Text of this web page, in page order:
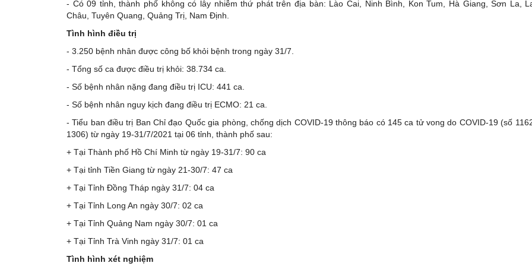
- Có 09 tỉnh, thành phố không có lây nhiễm thứ phát trên địa bàn: Lào Cai, Ninh Bình, Kon Tum, Hà Giang, Sơn La,
Châu, Tuyên Quang, Quảng Trị, Nam Định.
Tình hình điều trị
- 3.250 bệnh nhân được công bố khỏi bệnh trong ngày 31/7.
- Tổng số ca được điều trị khỏi: 38.734 ca.
- Số bệnh nhân nặng đang điều trị ICU: 441 ca.
- Số bệnh nhân nguy kịch đang điều trị ECMO: 21 ca.
- Tiểu ban điều trị Ban Chỉ đạo Quốc gia phòng, chống dịch COVID-19 thông báo có 145 ca tử vong do COVID-19 (số
1306) từ ngày 19-31/7/2021 tại 06 tỉnh, thành phố sau:
+ Tại Thành phố Hồ Chí Minh từ ngày 19-31/7: 90 ca
+ Tại tỉnh Tiền Giang từ ngày 21-30/7: 47 ca
+ Tại Tỉnh Đồng Tháp ngày 31/7: 04 ca
+ Tại Tỉnh Long An ngày 30/7: 02 ca
+ Tại Tỉnh Quảng Nam ngày 30/7: 01 ca
+ Tại Tỉnh Trà Vinh ngày 31/7: 01 ca
Tình hình xét nghiệm